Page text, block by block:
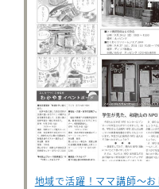
地域で活躍！ママ講師～